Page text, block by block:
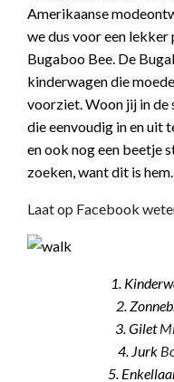
Amerikaanse
we dus voor een
Bugaboo Bee. De
kinderwagen die
voorziet. Woon jij in de
die eenvoudig in en uit
en ook nog een beetje
zoeken, want dit is hem.
Laat op Facebook
1.
2.
3. Gilet
4. Jurk
5.